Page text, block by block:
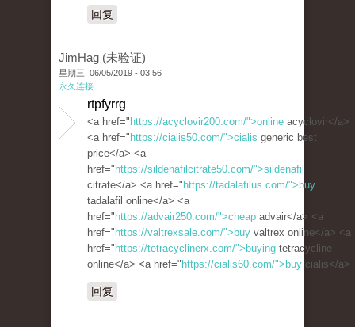
回复
JimHag (未验证)
星期三, 06/05/2019 - 03:56
永久连接
rtpfyrrg
<a href=" https://acyclovir200.com/">online acyclovir</a>
<a href=" https://cialis50.com/">cialis generic best
price</a> <a
href=" https://sildenafilcitrate50.com/">sildenafil
citrate</a> <a href=" https://tadalafilus.com/">buy
tadalafil online</a> <a
href=" https://advair250.com/">cheap advair</a> <a
href=" https://valtrexsale.com/">buy valtrex online</a> <a
href=" https://tetracyclinerx.com/">buying tetracycline
online</a> <a href=" https://cialis60.com/">buy cialis</a>
回复